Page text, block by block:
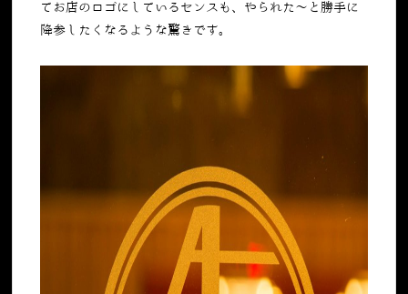
てお店のロゴにしているセンスも、やられた～と勝手に
降参したくなるような驚きです。